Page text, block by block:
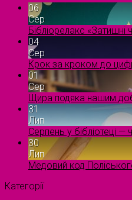
06
Сер
Бібліорелакс «Затишні
04
Сер
Крок за кроком до
01
Сер
Щира подяка нашим
31
Лип
Серпень у бібліотеці —
30
Лип
Медовий код
Категорії